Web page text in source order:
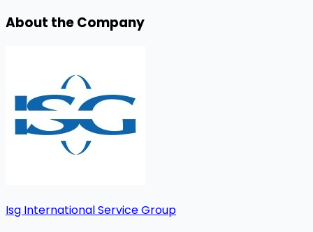
About the Company
Isg International Service Group